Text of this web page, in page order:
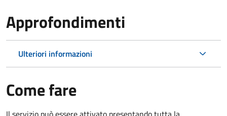
Approfondimenti
Ulteriori informazioni
Come fare